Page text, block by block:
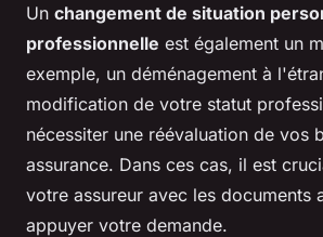
Un changement de situation
professionnelle est également un
exemple, un déménagement à
modification de votre statut
nécessiter une réévaluation de vos
assurance. Dans ces cas, il est
votre assureur avec les documents
appuyer votre demande.